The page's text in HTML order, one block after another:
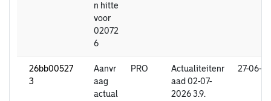
n hitte
voor
02072
6
26bb00527
3
Aanvr
aag
actual
PRO
Actualiteitenr
aad 02-07-
2026 3.9.
27-06-